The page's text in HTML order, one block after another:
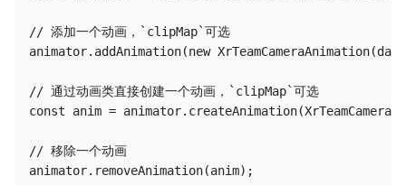
// 添加一个动画，`clipMap`可选
animator.addAnimation(new
// 通过动画类直接创建一个动画，`clipMap`可选
const anim =
// 移除一个动画
animator.removeAnimation(anim);